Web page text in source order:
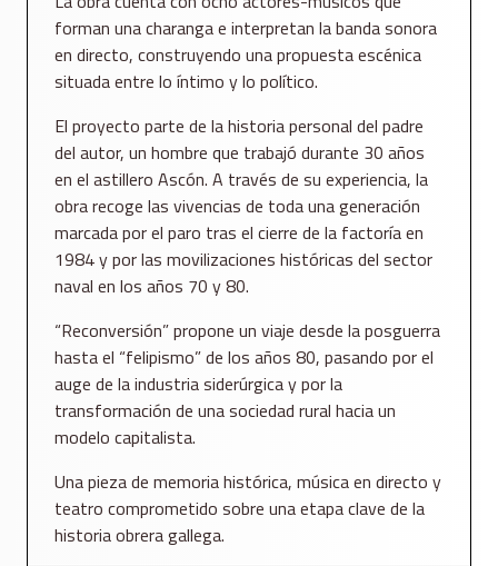
forman una charanga e interpretan la banda sonora
en directo, construyendo una propuesta escénica
situada entre lo íntimo y lo político.
El proyecto parte de la historia personal del padre
del autor, un hombre que trabajó durante 30 años
en el astillero Ascón. A través de su experiencia, la
obra recoge las vivencias de toda una generación
marcada por el paro tras el cierre de la factoría en
1984 y por las movilizaciones históricas del sector
naval en los años 70 y 80.
“Reconversión” propone un viaje desde la posguerra
hasta el “felipismo” de los años 80, pasando por el
auge de la industria siderúrgica y por la
transformación de una sociedad rural hacia un
modelo capitalista.
Una pieza de memoria histórica, música en directo y
teatro comprometido sobre una etapa clave de la
historia obrera gallega.